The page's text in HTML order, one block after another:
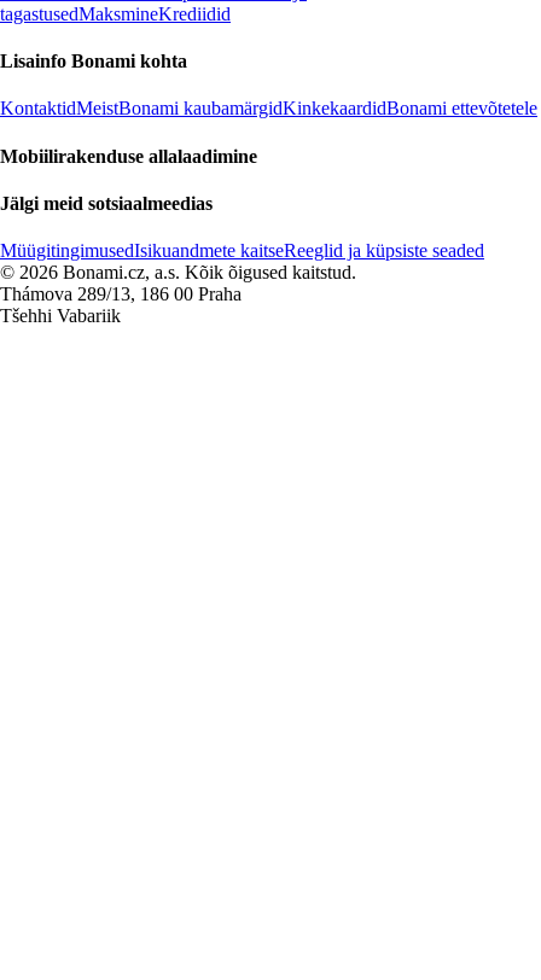
tagastusedMaksmineKrediidid
Lisainfo Bonami kohta
KontaktidMeistBonami kaubamärgidKinkekaardidBonami ettevõtetele
Mobiilirakenduse allalaadimine
Jälgi meid sotsiaalmeedias
MüügitingimusedIsikuandmete kaitseReeglid ja küpsiste seaded
© 2026 Bonami.cz, a.s. Kõik õigused kaitstud.
Thámova 289/13, 186 00 Praha
Tšehhi Vabariik